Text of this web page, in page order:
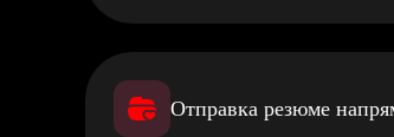
Отправка резюме